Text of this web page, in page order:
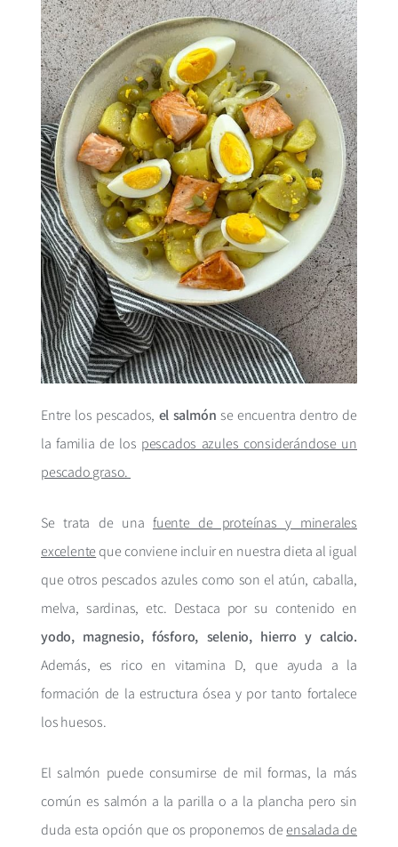
Entre los pescados, el salmón se encuentra dentro de
la familia de los pescados azules considerándose un
pescado graso.
Se trata de una fuente de proteínas y minerales
excelente que conviene incluir en nuestra dieta al igual
que otros pescados azules como son el atún, caballa,
melva, sardinas, etc. Destaca por su contenido en
yodo, magnesio, fósforo, selenio, hierro y calcio.
Además, es rico en vitamina D, que ayuda a la
formación de la estructura ósea y por tanto fortalece
los huesos.
El salmón puede consumirse de mil formas, la más
común es salmón a la parilla o a la plancha pero sin
duda esta opción que os proponemos deensalada de